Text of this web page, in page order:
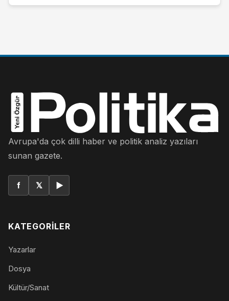
Avrupa'da çok dilli haber ve politik analiz yazıları
sunan gazete.
f 𝕏 ▶
KATEGORILER
Yazarlar
Dosya
Kültür/Sanat